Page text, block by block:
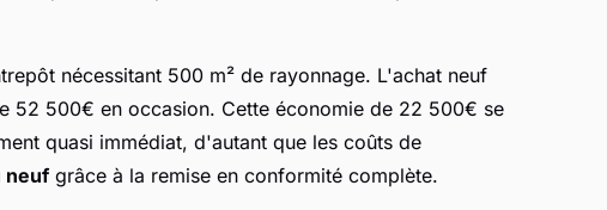
nécessitant 500 m² de rayonnage. L'achat neuf
52 500€ en occasion. Cette économie de 22 500€ se
quasi immédiat, d'autant que les coûts de
neufgrâce à la remise en conformité complète.